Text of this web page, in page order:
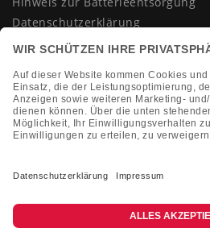
Datenschutzerklärung
AGB
Vertrag widerrufen
KONTAKT
+49 (0)2133 210433
shop@dienadel.de
Kieler Str. 18 - 41540 Dormagen